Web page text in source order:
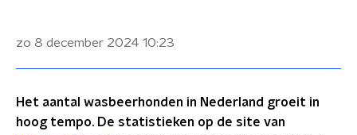
zo 8 december 2024 10:23
Het aantal wasbeerhonden in Nederland groeit in
hoog tempo. De statistieken op de site van